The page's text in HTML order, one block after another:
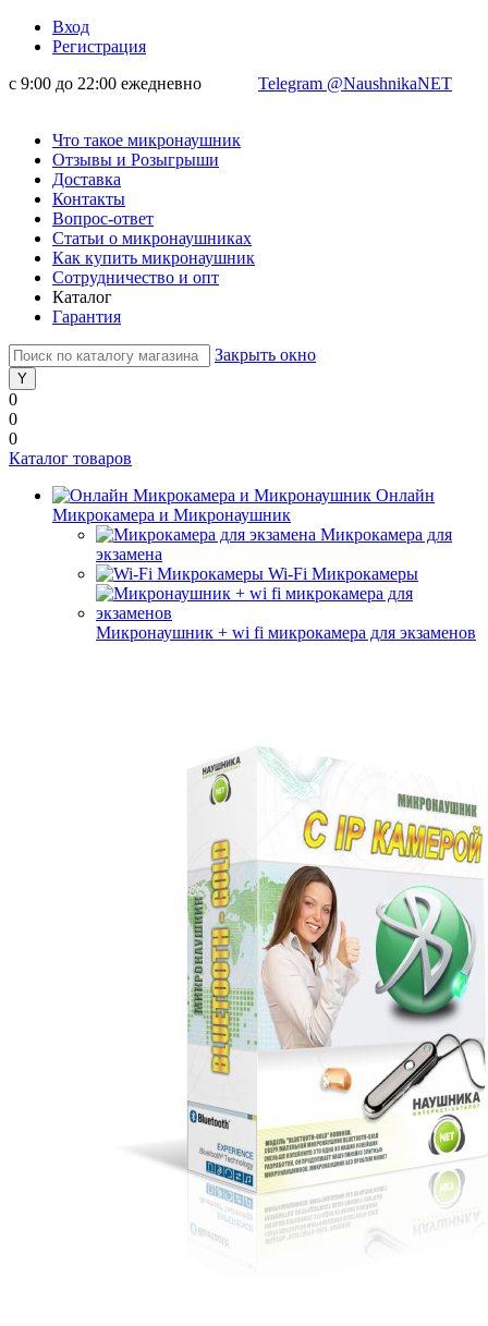
Вход
Регистрация
с 9:00 до 22:00 ежедневно
Telegram @NaushnikaNET
Что такое микронаушник
Отзывы и Розыгрыши
Доставка
Контакты
Вопрос-ответ
Статьи о микронаушниках
Как купить микронаушник
Сотрудничество и опт
Каталог
Гарантия
Закрыть окно
0
0
0
Каталог товаров
Онлайн
Микрокамера и Микронаушник
Микрокамера для
экзамена
Wi-Fi Микрокамеры
Микронаушник + wi fi микрокамера для экзаменов